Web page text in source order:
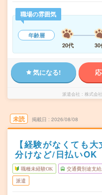
職場の雰囲気
年齢層
20代
30
気になる!
派遣会社 株式会
未読 掲載日 2026/08/08
【経験がなくても
分けなど/日払いOK
職種未経験OK 交通費別途支給
派遣